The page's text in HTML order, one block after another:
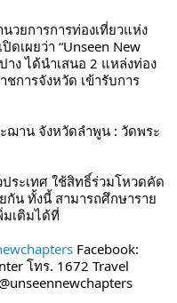
วยการการท่องเที่ยวแห่ง
ดเผยว่า “Unseen New
าง ได้นำเสนอ 2 แหล่งท่อง
การจังหวัด เข้ารับการ
ะเทศ ใช้สิทธิ์ร่วมโหวดคัด
กัน ทั้งนี้ สามารถศึกษาราย
เติมได้ที่
Facebook:
โทร. 1672 Travel